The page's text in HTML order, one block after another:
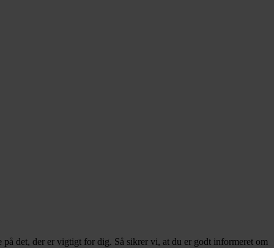
det, der er vigtigt for dig. Så sikrer vi, at du er godt informeret om